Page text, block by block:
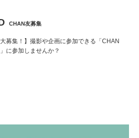
CHAN友募集
大募集！】撮影や企画に参加できる「CHAN
に参加しませんか？